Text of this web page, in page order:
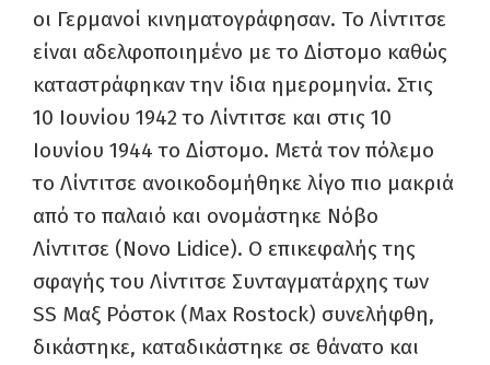
οι Γερμανοί κινηματογράφησαν. Το Λίντιτσε
είναι αδελφοποιημένο με το Δίστομο καθώς
καταστράφηκαν την ίδια ημερομηνία. Στις
10 Ιουνίου 1942 το Λίντιτσε και στις 10
Ιουνίου 1944 το Δίστομο. Μετά τον πόλεμο
το Λίντιτσε ανοικοδομήθηκε λίγο πιο μακριά
από το παλαιό και ονομάστηκε Νόβο
Λίντιτσε (Novo Lidice). Ο επικεφαλής της
σφαγής του Λίντιτσε Συνταγματάρχης των
SS Μαξ Ρόστοκ (Max Rostock) συνελήφθη,
δικάστηκε, καταδικάστηκε σε θάνατο και